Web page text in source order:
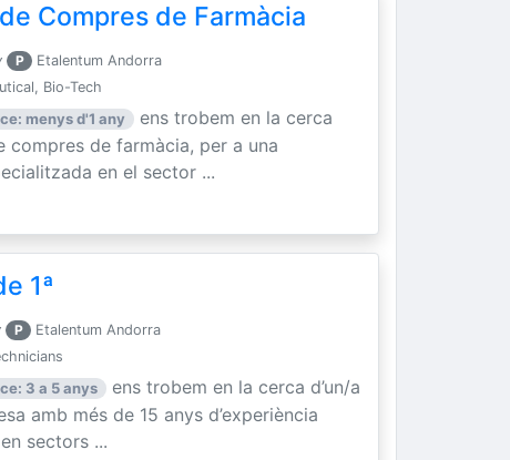
Compres de Farmàcia
P Etalentum Andorra
Bio-Tech
menys d'1 any
ens trobem en la cerca
de farmàcia, per a una
en el sector ...
1ª
P Etalentum Andorra
3 a 5 anys
ens trobem en la cerca d’un/a
amb més de 15 anys d’experiència
sectors ...